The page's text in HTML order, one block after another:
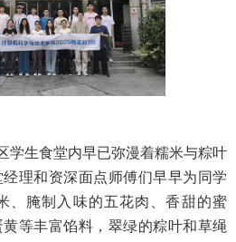
学生食堂内早已弥漫着糯米与粽叶
理和资深面点师傅们早早为同学
、腌制入味的五花肉、香甜的蜜
等丰富馅料，翠绿的粽叶和草绳